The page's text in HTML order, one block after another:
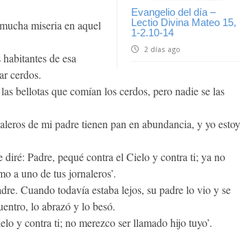
Evangelio del día –
Lectio Divina Mateo 15,
1-2.10-14
2 días ago
miseria en aquel
de esa
cerdos.
bellotas que comían los cerdos, pero nadie se las
de mi padre tienen pan en abundancia, y yo estoy
Padre, pequé contra el Cielo y contra ti; ya no
a uno de tus jornaleros’.
Cuando todavía estaba lejos, su padre lo vio y se
lo abrazó y lo besó.
y contra ti; no merezco ser llamado hijo tuyo’.